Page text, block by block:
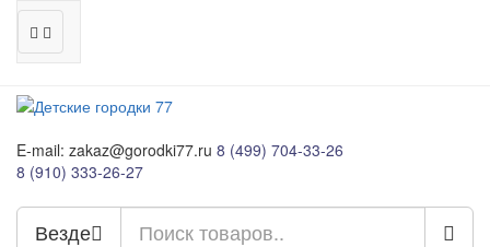
E-mail: zakaz@gorodki77.ru 8 (499) 704-33-26
8 (910) 333-26-27
Везде